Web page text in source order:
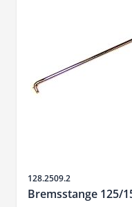
SKU
128.2509.2
Bremsstange 125/